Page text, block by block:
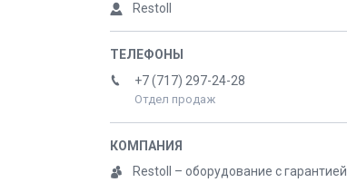
Restoll
+7 (717) 297-24-28
Отдел продаж
Restoll – оборудование с гарантией